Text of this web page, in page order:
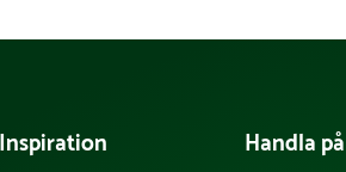
Inspiration Handla